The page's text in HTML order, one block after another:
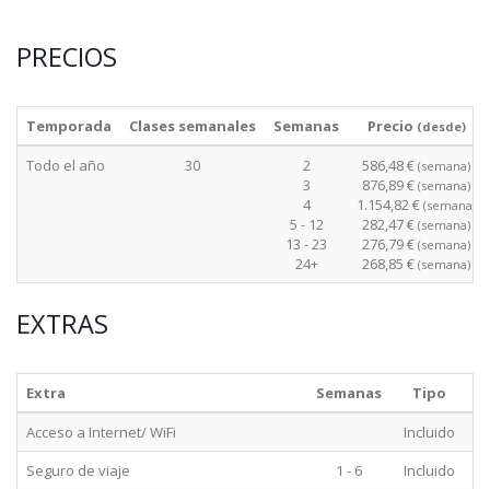
PRECIOS
Temporada Clases semanales Semanas Precio (desde)
Todo el año 30
2
3
4
5 - 12
13 - 23
24+
586,48 € (semana)
876,89 € (semana)
1.154,82 € (semana)
282,47 € (semana)
276,79 € (semana)
268,85 € (semana)
EXTRAS
Extra Semanas
Tipo
Acceso a Internet/ WiFi
Incluido
Seguro de viaje
1 - 6
Incluido